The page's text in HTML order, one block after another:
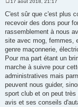
e
s
s
a
g
e
17 août 2018, 21:17
C'est sûr que c'est plus
recevoir des dons pour
rassemblement à nous
site avec mog, femmes,
genre maçonnerie,
Pour ma part étant un
marche à suivre pour
administratives mais
peuvent nous guider,
sport club et on peut
avis et ses conseils